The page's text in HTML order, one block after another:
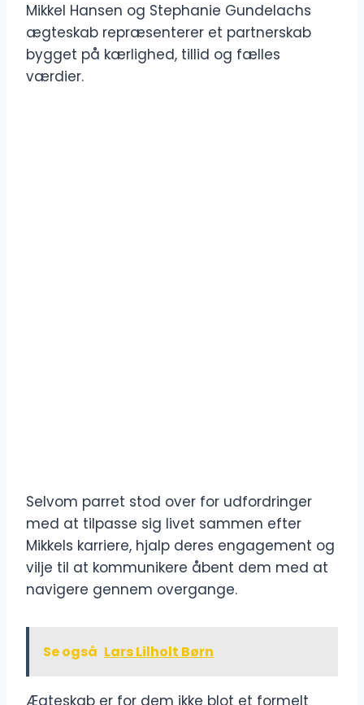
Mikkel Hansen og Stephanie Gundelachs
ægteskab repræsenterer et partnerskab
bygget på kærlighed, tillid og fælles
værdier.
Selvom parret stod over for udfordringer
med at tilpasse sig livet sammen efter
Mikkels karriere, hjalp deres engagement og
vilje til at kommunikere åbent dem med at
navigere gennem overgange.
Se også Lars Lilholt Børn